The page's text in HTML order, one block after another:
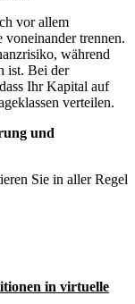
vor allem
trennen.
während
ist. Bei der
Ihr Kapital auf
verteilen.
und
Sie in aller Regel
in virtuelle